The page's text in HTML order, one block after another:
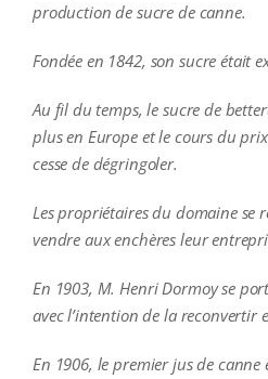
production de sucre de canne.
Fondée en 1842, son sucre était
Au fil du temps, le sucre de
plus en Europe et le cours du
cesse de dégringoler.
Les propriétaires du domaine se
vendre aux enchères leur
En 1903, M. Henri Dormoy se
avec l’intention de la reconvertir
En 1906, le premier jus de canne